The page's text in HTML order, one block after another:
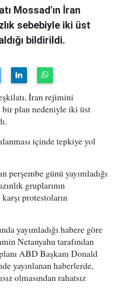
Mossad'ın İran
sebebiyle iki üst
bildirildi.
İran rejimini
bir plan nedeniyle iki üst
içinde tepkiye yol
perşembe günü yayımladığı
gruplarının
protestoların
yayımladığı habere göre
Netanyahu tarafından
ABD Başkanı Donald
yayınlanan haberlerde,
olmasından rahatsız